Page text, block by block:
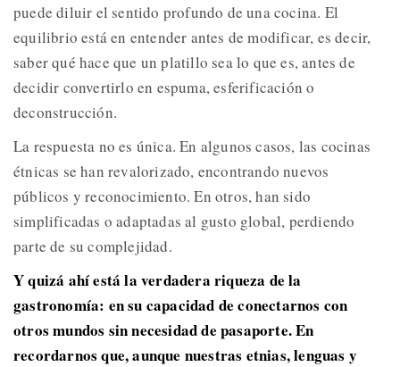
puede diluir el sentido profundo de una cocina. El
equilibrio está en entender antes de modificar, es decir,
saber qué hace que un platillo sea lo que es, antes de
decidir convertirlo en espuma, esferificación o
deconstrucción.
La respuesta no es única. En algunos casos, las cocinas
étnicas se han revalorizado, encontrando nuevos
públicos y reconocimiento. En otros, han sido
simplificadas o adaptadas al gusto global, perdiendo
parte de su complejidad.
Y quizá ahí está la verdadera riqueza de la
gastronomía: en su capacidad de conectarnos con
otros mundos sin necesidad de pasaporte. En
recordarnos que, aunque nuestras etnias, lenguas y